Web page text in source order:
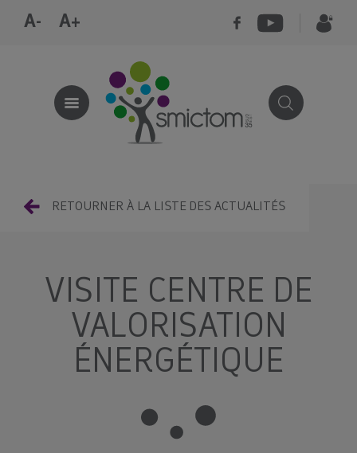
A- A+
RETOURNER À LA LISTE DES ACTUALITÉS
VISITE CENTRE DE
VALORISATION
ÉNERGÉTIQUE